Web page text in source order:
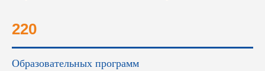
220
Образовательных программ